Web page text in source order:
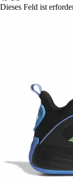
Dieses Feld ist